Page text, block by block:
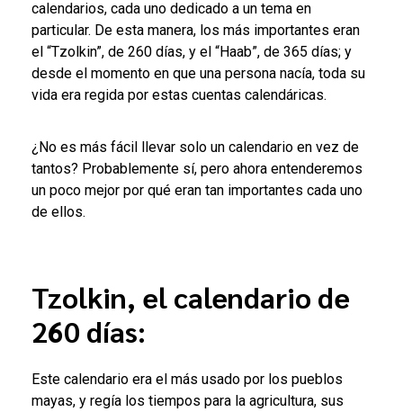
calendarios, cada uno dedicado a un tema en
particular. De esta manera, los más importantes eran
el “Tzolkin”, de 260 días, y el “Haab”, de 365 días; y
desde el momento en que una persona nacía, toda su
vida era regida por estas cuentas calendáricas.
¿No es más fácil llevar solo un calendario en vez de
tantos? Probablemente sí, pero ahora entenderemos
un poco mejor por qué eran tan importantes cada uno
de ellos.
Tzolkin, el calendario de
260 días:
Este calendario era el más usado por los pueblos
mayas, y regía los tiempos para la agricultura, sus